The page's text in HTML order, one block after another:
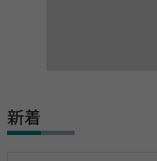
新着